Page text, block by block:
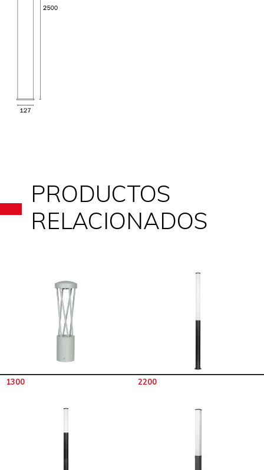
PRODUCTOS
RELACIONADOS
1300 2200